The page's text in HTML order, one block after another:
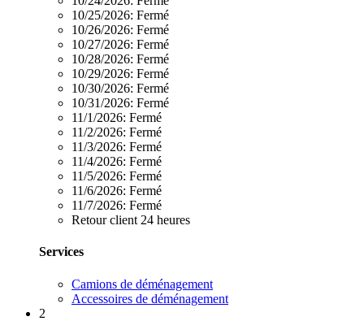
10/25/2026: Fermé
10/26/2026: Fermé
10/27/2026: Fermé
10/28/2026: Fermé
10/29/2026: Fermé
10/30/2026: Fermé
10/31/2026: Fermé
11/1/2026: Fermé
11/2/2026: Fermé
11/3/2026: Fermé
11/4/2026: Fermé
11/5/2026: Fermé
11/6/2026: Fermé
11/7/2026: Fermé
Retour client 24 heures
Services
Camions de déménagement
Accessoires de déménagement
2